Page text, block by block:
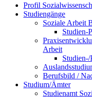
Profil
Studiengänge
Soziale Arbeit
Studien-
Arbeit
Berufsbild /
Studium/Ämter
Studienamt